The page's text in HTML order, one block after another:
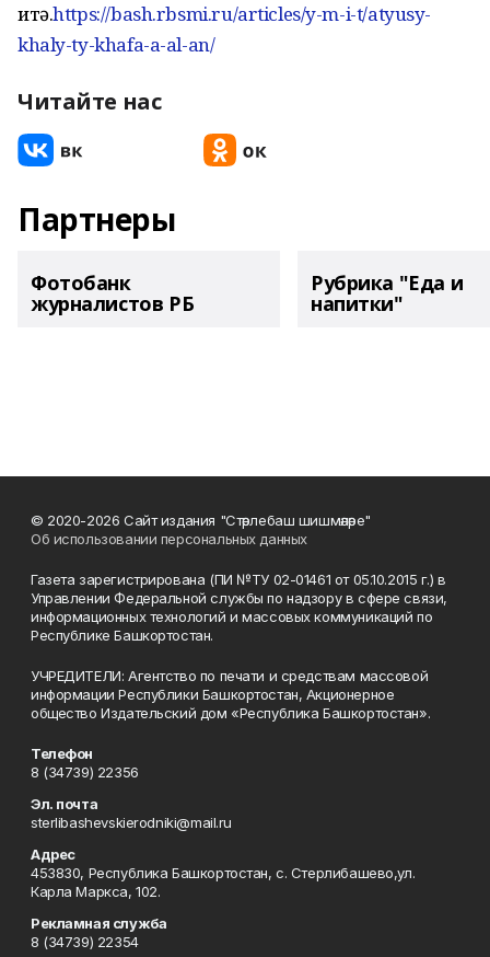
итә.https://bash.rbsmi.ru/articles/y-m-i-t/atyusy-
khaly-ty-khafa-a-al-an/
Читайте нас
Партнеры
Фотобанк
журналистов РБ
Рубрика "Еда и
напитки"
© 2020-2026 Сайт издания "Стәрлебаш шишмәләре"
Об использовании персональных данных
Газета зарегистрирована (ПИ №ТУ 02-01461 от 05.10.2015 г.) в
Управлении Федеральной службы по надзору в сфере связи,
информационных технологий и массовых коммуникаций по
Республике Башкортостан.
УЧРЕДИТЕЛИ: Агентство по печати и средствам массовой
информации Республики Башкортостан, Акционерное
общество Издательский дом «Республика Башкортостан».
Телефон
8 (34739) 22356
Эл. почта
sterlibashevskierodniki@mail.ru
Адрес
453830, Республика Башкортостан, c. Стерлибашево,ул.
Карла Маркса, 102.
Рекламная служба
8 (34739) 22354